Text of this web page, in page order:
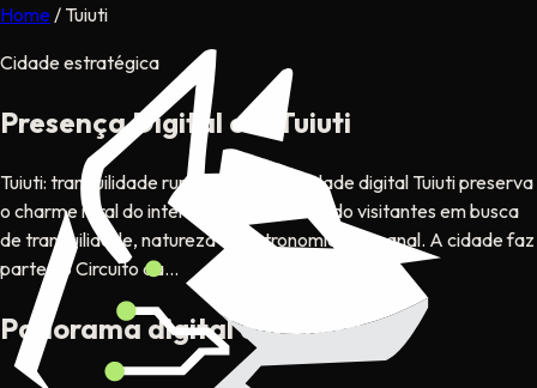
Home/ Tuiuti
Cidade estratégica
Presença Digital em Tuiuti
Tuiuti: tranquilidade rural com oportunidade digital Tuiuti preserva
o charme rural do interior paulista, atraindo visitantes em busca
de tranquilidade, natureza e gastronomia artesanal. A cidade faz
parte do Circuito da...
Panorama digital em Tuiuti